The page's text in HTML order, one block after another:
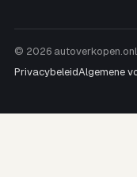
© 2026
PrivacybeleidAlgemene